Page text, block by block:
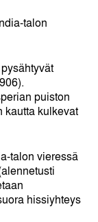
talon
puiston
kautta kulkevat
talon vieressä
hissiyhteys